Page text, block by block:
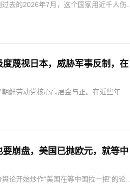
去的2026年7月，这个国家用近千人伤亡
起了一场代号为“沙巴”的大规模联合军事
蔑视日本，威胁军事反制，在
鲜劳动党核心高层金与正。在近些年的
把视线拉宽，将这件事放进2026年东北
要崩盘，美国已抛欧元，就等中
论开始炒作“美国在等中国拉一把”的论